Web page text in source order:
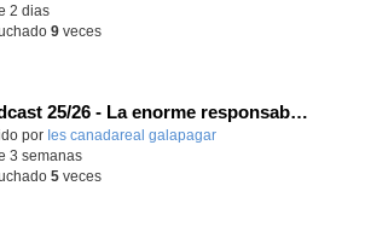
2 dias
9veces
Podcast 25/26 - La enorme responsabilidad de ser juez
por Ies canadareal galapagar-
3 semanas
5veces